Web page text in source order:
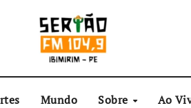
Mundo Sobre Ao